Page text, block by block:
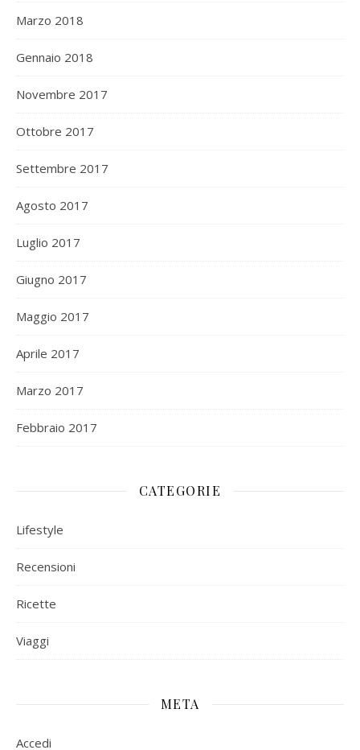
Marzo 2018
Gennaio 2018
Novembre 2017
Ottobre 2017
Settembre 2017
Agosto 2017
Luglio 2017
Giugno 2017
Maggio 2017
Aprile 2017
Marzo 2017
Febbraio 2017
CATEGORIE
Lifestyle
Recensioni
Ricette
Viaggi
META
Accedi